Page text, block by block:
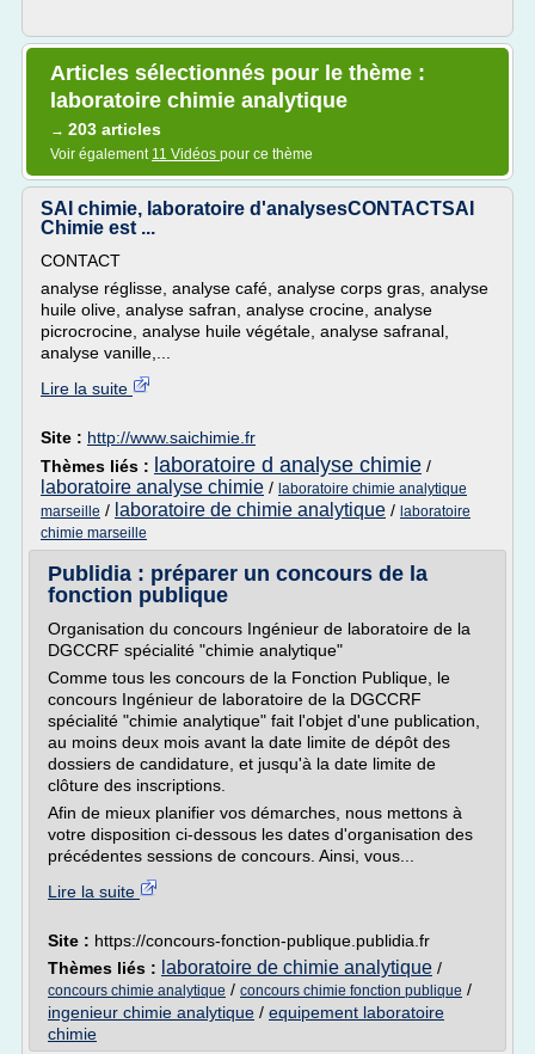
Articles sélectionnés pour le thème :
laboratoire chimie analytique
→ 203 articles
Voir également 11 Vidéos pour ce thème
SAI chimie, laboratoire d'analysesCONTACTSAI
Chimie est ...
CONTACT
analyse réglisse, analyse café, analyse corps gras, analyse
huile olive, analyse safran, analyse crocine, analyse
picrocrocine, analyse huile végétale, analyse safranal,
analyse vanille,...
Lire la suite
Site : http://www.saichimie.fr
Thèmes liés : laboratoire d analyse chimie /
laboratoire analyse chimie / laboratoire chimie analytique
marseille / laboratoire de chimie analytique / laboratoire
chimie marseille
Publidia : préparer un concours de la
fonction publique
Organisation du concours Ingénieur de laboratoire de la
DGCCRF spécialité "chimie analytique"
Comme tous les concours de la Fonction Publique, le
concours Ingénieur de laboratoire de la DGCCRF
spécialité "chimie analytique" fait l'objet d'une publication,
au moins deux mois avant la date limite de dépôt des
dossiers de candidature, et jusqu'à la date limite de
clôture des inscriptions.
Afin de mieux planifier vos démarches, nous mettons à
votre disposition ci-dessous les dates d'organisation des
précédentes sessions de concours. Ainsi, vous...
Lire la suite
Site : https://concours-fonction-publique.publidia.fr
Thèmes liés : laboratoire de chimie analytique /
concours chimie analytique / concours chimie fonction publique /
ingenieur chimie analytique / equipement laboratoire
chimie